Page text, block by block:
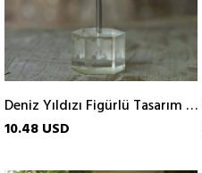
Deniz Yıldızı Figürlü Tasarım Küpe
10.48 USD